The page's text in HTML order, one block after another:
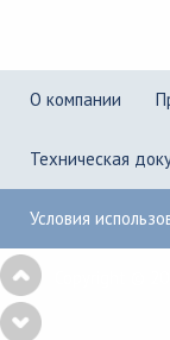
О компании
Техническая
Условия